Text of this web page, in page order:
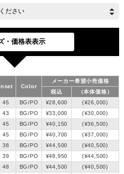
Inset Color
メーカー希望小売価格
税込
（本体価格）
45 BG/PO ¥28,600
(¥26,000)
43 BG/PO ¥33,000 (¥30,000)
45 BG/PO ¥40,150
(¥36,500)
45 BG/PO ¥40,700 (¥37,000)
38 BG/PO ¥44,500
(¥40,500)
39 BG/PO ¥48,950
(¥44,500)
48 BG/PO ¥44,500
(¥40,500)